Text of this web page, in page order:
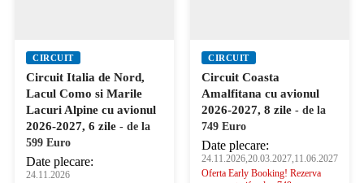
CIRCUIT
Circuit Italia de Nord,
Lacul Como si Marile
Lacuri Alpine cu avionul
2026-2027, 6 zile - de la
599 Euro
Date plecare:
24.11.2026
CIRCUIT
Circuit Coasta
Amalfitana cu avionul
2026-2027, 8 zile - de la
749 Euro
Date plecare:
24.11.2026,20.03.2027,11.06.2027
Oferta Early Booking! Rezerva